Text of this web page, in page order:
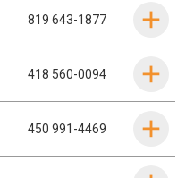
819 643-1877
418 560-0094
450 991-4469